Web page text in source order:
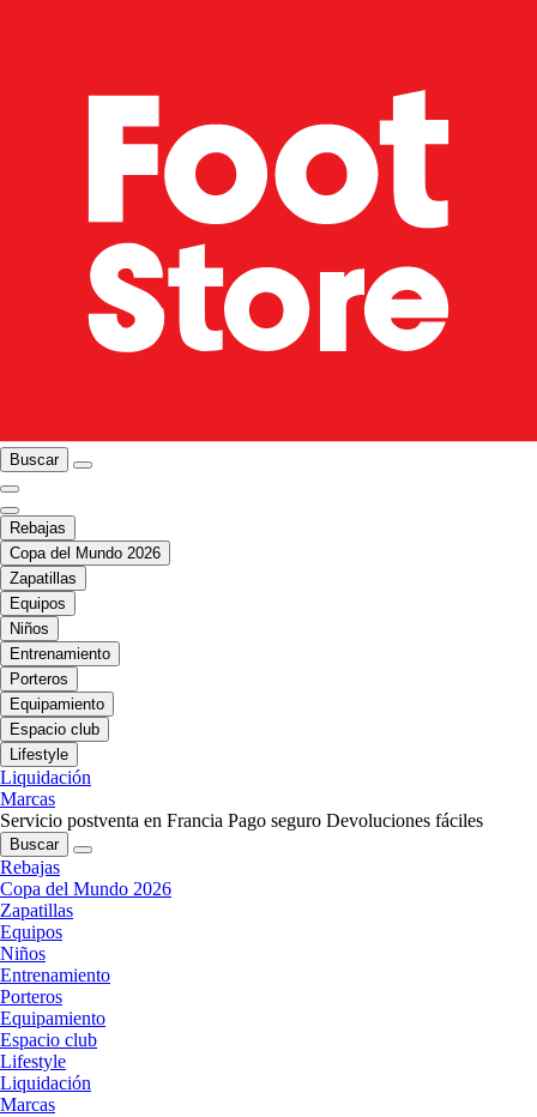
Buscar
Rebajas
Copa del Mundo 2026
Zapatillas
Equipos
Niños
Entrenamiento
Porteros
Equipamiento
Espacio club
Lifestyle
Liquidación
Marcas
Servicio postventa en Francia Pago seguro Devoluciones fáciles
Buscar
Rebajas
Copa del Mundo 2026
Zapatillas
Equipos
Niños
Entrenamiento
Porteros
Equipamiento
Espacio club
Lifestyle
Liquidación
Marcas